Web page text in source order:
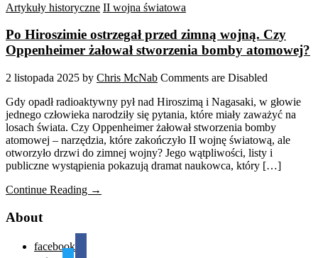
Artykuły historyczne II wojna światowa
Po Hiroszimie ostrzegał przed zimną wojną. Czy
Oppenheimer żałował stworzenia bomby atomowej?
2 listopada 2025 by Chris McNab Comments are Disabled
Gdy opadł radioaktywny pył nad Hiroszimą i Nagasaki, w głowie
jednego człowieka narodziły się pytania, które miały zaważyć na
losach świata. Czy Oppenheimer żałował stworzenia bomby
atomowej – narzędzia, które zakończyło II wojnę światową, ale
otworzyło drzwi do zimnej wojny? Jego wątpliwości, listy i
publiczne wystąpienia pokazują dramat naukowca, który […]
Continue Reading →
About
facebook